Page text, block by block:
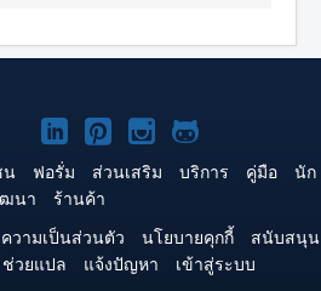
Joomla!
บน
YouTube
Joomla!
บน
LinkedIn
Joomla!
บน
Pinterest
Joomla!
บน
Joomla!
บน
ฟอรั่ม ส่วนเสริม บริการ คู่มือ
นัก
นา
ร้านค้า
วามเป็นส่วนตัว นโยบายคุกกี้
สนับสนุน
ช่วยแปล แจ้งปัญหา
เข้าสู่ระบบ